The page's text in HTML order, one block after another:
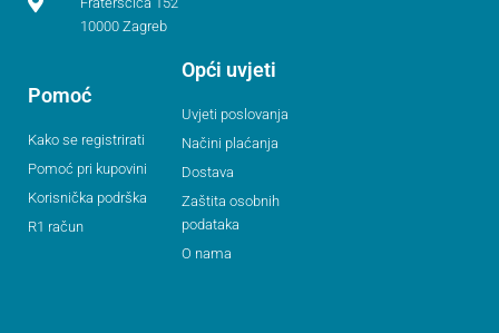
10000 Zagreb
Pomoć
Kako se registrirati
Pomoć pri kupovini
Korisnička podrška
R1 račun
Opći uvjeti
Uvjeti poslovanja
Načini plaćanja
Dostava
Zaštita osobnih
podataka
O nama